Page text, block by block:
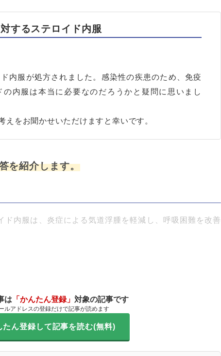
するステロイド内服
内服が処方されました。感染性の疾患のため、免疫
内服は本当に必要なのだろうかと疑問に思いまし
えをお聞かせいただけますと幸いです。
を紹介します。
ド内服は、炎症による気道浮腫を軽減し、呼吸困難を改善
は 「かんたん登録」 対象の記事です
ルアドレスの登録だけで記事が読めます
たん登録して記事を読む(無料)